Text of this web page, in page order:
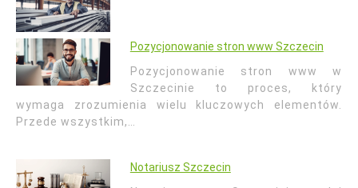
Pozycjonowanie stron www Szczecin
Pozycjonowanie stron www w
Szczecinie to proces, który
wymaga zrozumienia wielu kluczowych elementów.
Przede wszystkim,…
Notariusz Szczecin